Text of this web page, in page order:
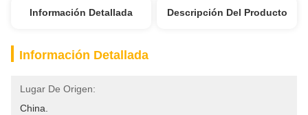
Información Detallada Descripción Del Producto
Información Detallada
Lugar De Origen:
China.